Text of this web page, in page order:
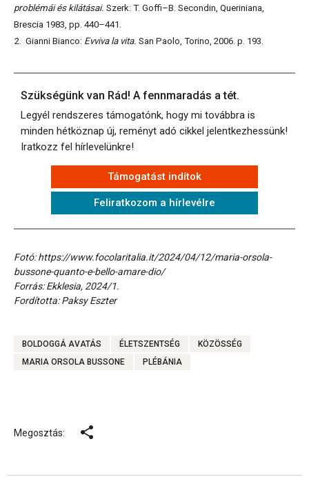
problémái és kilátásai. Szerk: T. Goffi–B. Secondin, Queriniana,
Brescia 1983, pp. 440–441.
2. Gianni Bianco: Evviva la vita. San Paolo, Torino, 2006. p. 193.
Szükségünk van Rád! A fennmaradás a tét.
Legyél rendszeres támogatónk, hogy mi továbbra is
minden hétköznap új, reményt adó cikkel jelentkezhessünk!
Iratkozz fel hírlevelünkre!
Támogatást indítok
Feliratkozom a hírlevélre
Fotó: https://www.focolaritalia.it/2024/04/12/maria-orsola-
bussone-quanto-e-bello-amare-dio/
Forrás: Ekklesia, 2024/1.
Fordította: Paksy Eszter
BOLDOGGÁ AVATÁS ÉLETSZENTSÉG
KÖZÖSSÉG
MARIA ORSOLA BUSSONE
PLÉBÁNIA
Megosztás: